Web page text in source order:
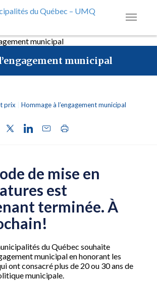
municipal
prix Hommage à l’engagement municipal
de mise en
est
terminée. À
du Québec souhaite
municipal en honorant les
ont consacré plus de 20 ou 30 ans de
municipale.